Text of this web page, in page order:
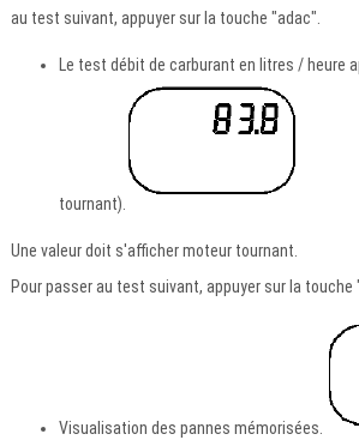
au test suivant, appuyer sur la touche "adac".
Le test débit de carburant en litres / heure
tournant).
Une valeur doit s'afficher moteur tournant.
Pour passer au test suivant, appuyer sur la touche
Visualisation des pannes mémorisées.